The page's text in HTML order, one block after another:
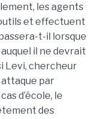
les agents
et effectuent
t-il lorsque
il ne devrait
Levi, chercheur
attaque par
d’école, le
des